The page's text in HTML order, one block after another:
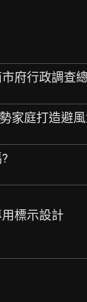
府行政調查
家庭打造避
標示設計